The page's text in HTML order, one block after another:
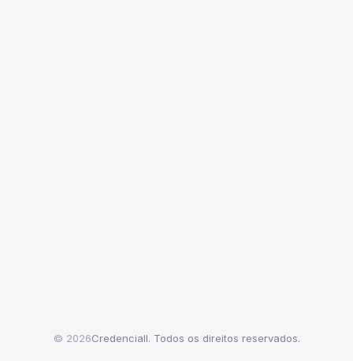
© 2026Credenciall. Todos os direitos reservados.